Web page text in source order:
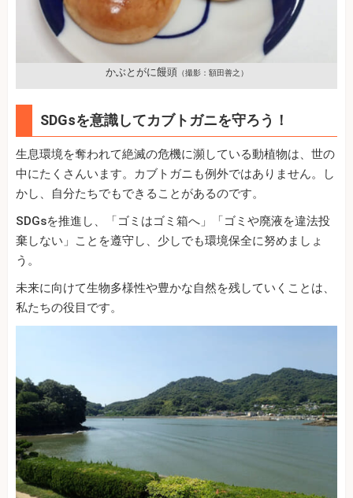
かぶとがに饅頭 （撮影：額田善之）
SDGsを意識してカブトガニを守ろう！
生息環境を奪われて絶滅の危機に瀕している動植物は、世の
中にたくさんいます。カブトガニも例外ではありません。し
かし、自分たちでもできることがあるのです。
SDGsを推進し、「ゴミはゴミ箱へ」「ゴミや廃液を違法投
棄しない」ことを遵守し、少しでも環境保全に努めましょ
う。
未来に向けて生物多様性や豊かな自然を残していくことは、
私たちの役目です。